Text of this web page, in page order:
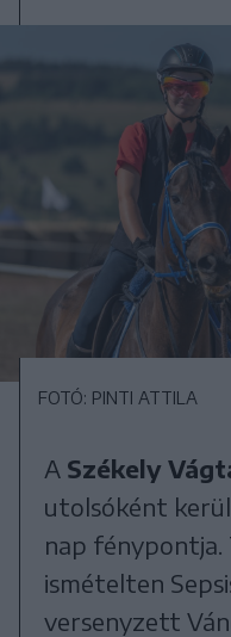
FOTÓ: PINTI ATTILA
A Székely
utolsóként
nap fénypontja.
ismételten
versenyzett